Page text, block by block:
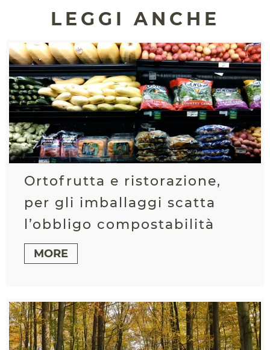
LEGGI ANCHE
Ortofrutta e ristorazione,
per gli imballaggi scatta
l’obbligo compostabilità
MORE